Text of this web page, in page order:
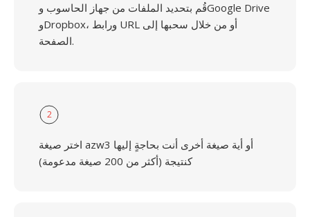
قُم بتحديد الملفات من جهاز الحاسوب وGoogle Drive
وDropbox، ورابط URL أو من خلال سحبها إلى
الصفحة.
2
اختر صيغة azw3 أو أية صيغة أخرى أنت بحاجةٍ إليها
كنتيجة (أكثر من 200 صيغة مدعومة)